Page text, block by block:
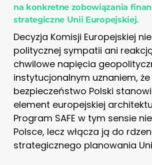
na konkretne zobowiązania
strategiczne Unii Europejskiej.
Decyzja Komisji Europejskiej
politycznej sympatii ani
chwilowe napięcia
instytucjonalnym uznaniem, że
bezpieczeństwo Polski
element europejskiej
Program SAFE w tym sensie
Polsce, lecz włącza ją do
strategicznego planowania